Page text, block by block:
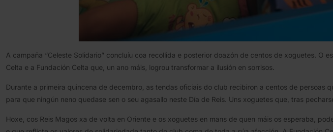
A campaña “Celeste Solidario” concluíu coa recollida e posterior doazón de centos de xoguetes.
Celta e a Fundación Celta que, un ano máis, logrou transformar a ilusión en sorrisos.
Durante a primeira quincena de decembro, as tendas oficiais do club recibiron a centos de
para que ningún neno quedase sen o seu agasallo neste Día de Reis. Uns xoguetes que, tras
Hoxe, cos Reis Magos xa de volta en Oriente e os xoguetes en mans de quen máis os esperaba,